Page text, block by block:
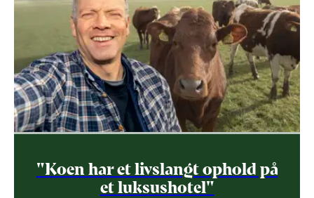
"Koen har et livslangt ophold på
et luksushotel"